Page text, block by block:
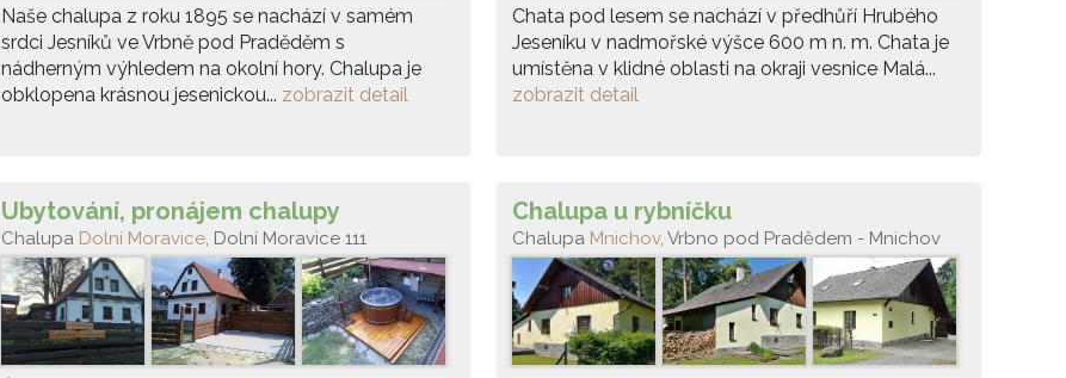
Naše chalupa z roku 1895 se nachází v samém
srdci Jesníků ve Vrbně pod Praděděm s
nádherným výhledem na okolní hory. Chalupa je
obklopena krásnou jesenickou... zobrazit detail
Chata pod lesem se nachází v předhůří Hrubého
Jeseníku v nadmořské výšce 600 m n. m. Chata je
umístěna v klidné oblasti na okraji vesnice Malá...
zobrazit detail
Ubytování, pronájem chalupy
Chalupa Dolní Moravice, Dolní Moravice 111
Chalupa u rybníčku
Chalupa Mnichov, Vrbno pod Pradědem - Mnichov